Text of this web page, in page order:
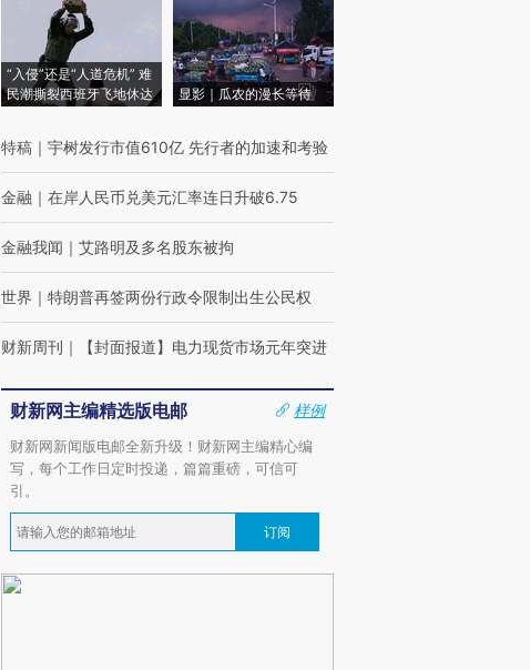
“入侵”还是“人道危机” 难
民潮撕裂西班牙飞地休达
显影｜瓜农的漫长等待
特稿 ｜ 宇树发行市值610亿 先行者的加速和考验
金融 ｜ 在岸人民币兑美元汇率连日升破6.75
金融我闻 ｜ 艾路明及多名股东被拘
世界 ｜ 特朗普再签两份行政令限制出生公民权
财新周刊 ｜ 【封面报道】电力现货市场元年突进
财新网主编精选版电邮
样例
财新网新闻版电邮全新升级！财新网主编精心编
写，每个工作日定时投递，篇篇重磅，可信可
引。
订阅